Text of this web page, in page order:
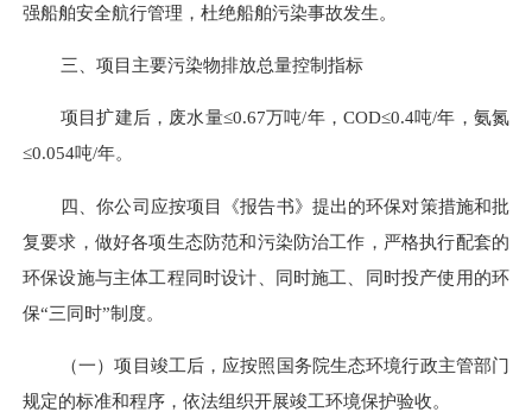
强船舶安全航行管理，杜绝船舶污染事故发生。
三、项目主要污染物排放总量控制指标
项目扩建后， 废水量≤0.67万吨/年，COD≤0.4吨/年，氨氮
≤0.054吨/年。
四、你公司应按项目《报告书》提出的环保对策措施和批
复要求，做好各项生态防范和污染防治工作，严格执行配套的
环保设施与主体工程同时设计、同时施工、同时投产使用的环
保“三同时”制 度。
（一）项目竣工后，应按照国务院生态环境行政主管部门
规定的标准和程序，依法组织开展竣工环境保护验收。